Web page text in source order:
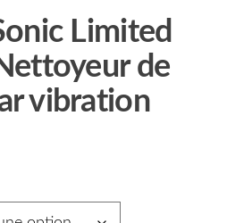
Limited
de
vibration